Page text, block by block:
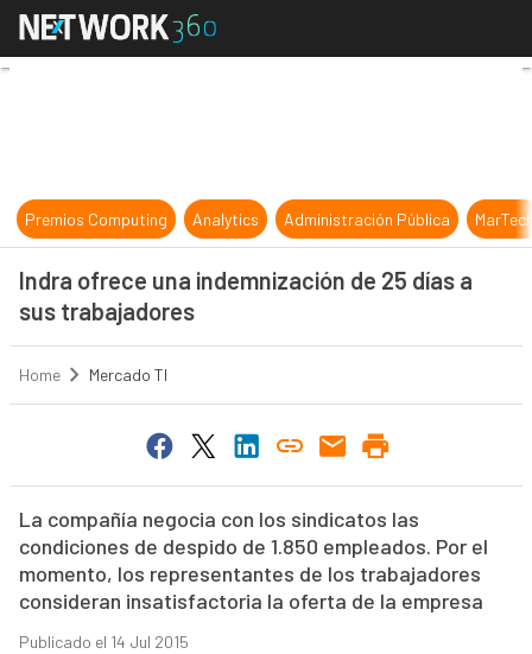
Indra ofrece una indemnización
Premios Computing Analytics Administración Pública
Indra ofrece una indemnización de 25 días a
sus trabajadores
Home Mercado TI
La compañía negocia con los sindicatos las
condiciones de despido de 1.850 empleados. Por el
momento, los representantes de los trabajadores
consideran insatisfactoria la oferta de la empresa
Publicado el 14 Jul 2015